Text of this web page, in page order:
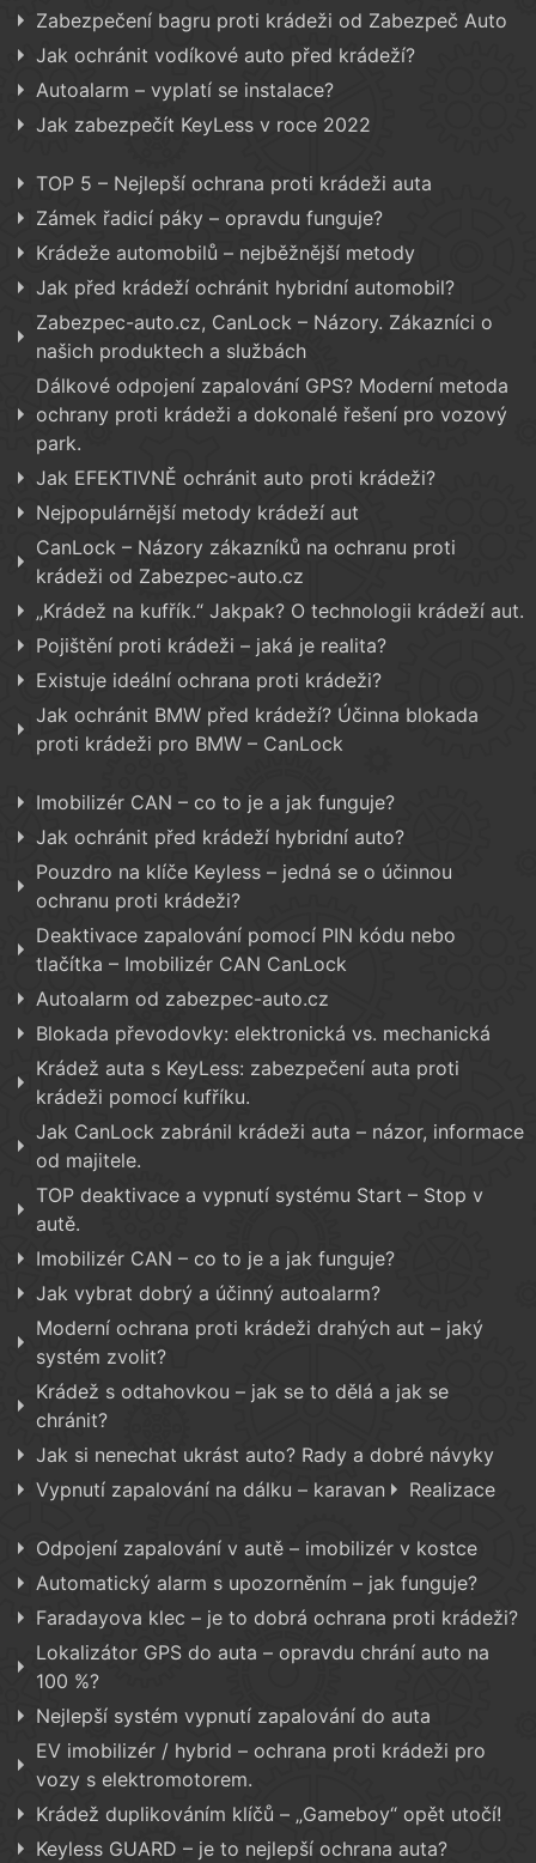
Zabezpečení bagru proti krádeži od Zabezpeč Auto
Jak ochránit vodíkové auto před krádeží?
Autoalarm – vyplatí se instalace?
Jak zabezpečít KeyLess v roce 2022
TOP 5 – Nejlepší ochrana proti krádeži auta
Zámek řadicí páky – opravdu funguje?
Krádeže automobilů – nejběžnější metody
Jak před krádeží ochránit hybridní automobil?
Zabezpec-auto.cz, CanLock – Názory. Zákazníci o
našich produktech a službách
Dálkové odpojení zapalování GPS? Moderní metoda
ochrany proti krádeži a dokonalé řešení pro vozový
park.
Jak EFEKTIVNĚ ochránit auto proti krádeži?
Nejpopulárnější metody krádeží aut
CanLock – Názory zákazníků na ochranu proti
krádeži od Zabezpec-auto.cz
„Krádež na kufřík.“ Jakpak? O technologii krádeží aut.
Pojištění proti krádeži – jaká je realita?
Existuje ideální ochrana proti krádeži?
Jak ochránit BMW před krádeží? Účinna blokada
proti krádeži pro BMW – CanLock
Imobilizér CAN – co to je a jak funguje?
Jak ochránit před krádeží hybridní auto?
Pouzdro na klíče Keyless – jedná se o účinnou
ochranu proti krádeži?
Deaktivace zapalování pomocí PIN kódu nebo
tlačítka – Imobilizér CAN CanLock
Autoalarm od zabezpec-auto.cz
Blokada převodovky: elektronická vs. mechanická
Krádež auta s KeyLess: zabezpečení auta proti
krádeži pomocí kufříku.
Jak CanLock zabránil krádeži auta – názor, informace
od majitele.
TOP deaktivace a vypnutí systému Start – Stop v
autě.
Imobilizér CAN – co to je a jak funguje?
Jak vybrat dobrý a účinný autoalarm?
Moderní ochrana proti krádeži drahých aut – jaký
systém zvolit?
Krádež s odtahovkou – jak se to dělá a jak se
chránit?
Jak si nenechat ukrást auto? Rady a dobré návyky
Vypnutí zapalování na dálku – karavan
Realizace
Odpojení zapalování v autě – imobilizér v kostce
Automatický alarm s upozorněním – jak funguje?
Faradayova klec – je to dobrá ochrana proti krádeži?
Lokalizátor GPS do auta – opravdu chrání auto na
100 %?
Nejlepší systém vypnutí zapalování do auta
EV imobilizér / hybrid – ochrana proti krádeži pro
vozy s elektromotorem.
Krádež duplikováním klíčů – „Gameboy“ opět utočí!
Keyless GUARD – je to nejlepší ochrana auta?